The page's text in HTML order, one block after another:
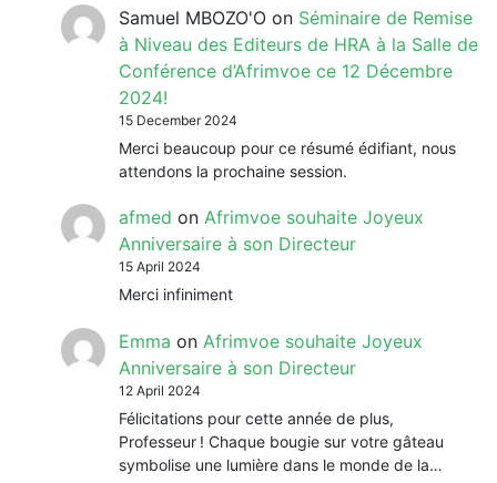
Samuel MBOZO'O on Séminaire de Remise
à Niveau des Editeurs de HRA à la Salle de
Conférence d’Afrimvoe ce 12 Décembre
2024!
15 December 2024
Merci beaucoup pour ce résumé édifiant, nous
attendons la prochaine session.
afmed on Afrimvoe souhaite Joyeux
Anniversaire à son Directeur
15 April 2024
Merci infiniment
Emma on Afrimvoe souhaite Joyeux
Anniversaire à son Directeur
12 April 2024
Félicitations pour cette année de plus,
Professeur ! Chaque bougie sur votre gâteau
symbolise une lumière dans le monde de la…